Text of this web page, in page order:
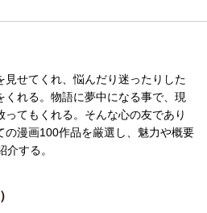
見せてくれ、悩んだり迷ったりした
くれる。物語に夢中になる事で、現
てもくれる。そんな心の友であり
の漫画100作品を厳選し、魅力や概要
する。